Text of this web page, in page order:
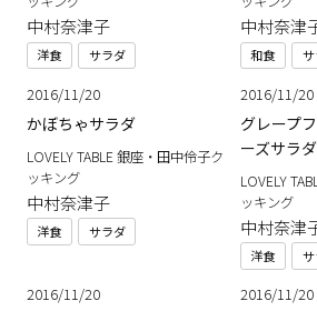
中村奈津子
洋食 サラダ
中村奈津
和食
2016/11/20
かぼちゃサラダ
LOVELY TABLE 銀座・田中伶子ク
ッキング
中村奈津子
洋食 サラダ
2016/11/20
グレープ
ーズサラダ
LOVELY
ッキング
中村奈津
洋食
2016/11/20 2016/11/20